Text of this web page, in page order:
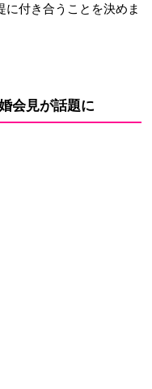
に付き合うことを決めま
会見が話題に